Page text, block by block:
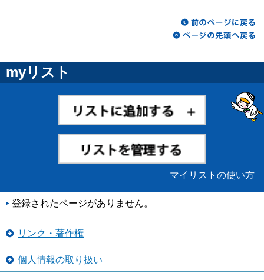
myリスト
マイリストの使い方
登録されたページがありません。
リンク・著作権
個人情報の取り扱い